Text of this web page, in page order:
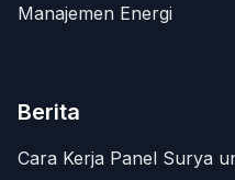
Manajemen Energi
Berita
Cara Kerja Panel Surya